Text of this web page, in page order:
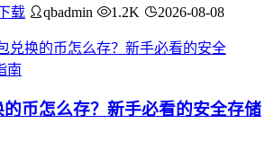
载 qbadmin 1.2K 2026-08-08
币怎么存？新手必看的安全存储